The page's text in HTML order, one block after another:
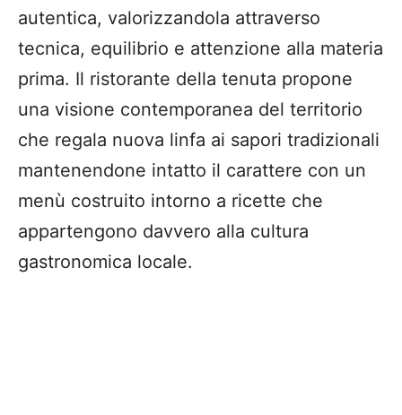
autentica, valorizzandola attraverso
tecnica, equilibrio e attenzione alla materia
prima. Il ristorante della tenuta propone
una visione contemporanea del territorio
che regala nuova linfa ai sapori tradizionali
mantenendone intatto il carattere con un
menù costruito intorno a ricette che
appartengono davvero alla cultura
gastronomica locale.